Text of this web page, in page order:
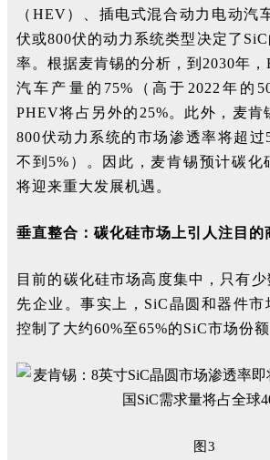
（HEV）、插电式混合动力电动汽
伏或800伏的动力系统类型决定了
率。根据麦肯锡的分析，到2030年
汽车产量的75%（高于2022年的
PHEV将占另外的25%。此外，麦肯
800伏动力系统的市场渗透率将超过
不到5%）。因此，麦肯锡预计碳化
将迎来重大发展机遇。
垂直整合：碳化硅市场上引人注目的
目前的碳化硅市场高度集中，只有
先企业。事实上，SiC晶圆和器件市
控制了大约60%至65%的SiC市场份额
图3